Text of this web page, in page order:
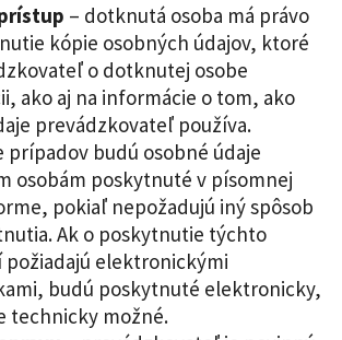
– dotknutá osoba má právo
kópie osobných údajov, ktoré
o dotknutej osobe
ako aj na informácie o tom, ako
prevádzkovateľ používa.
prípadov budú osobné údaje
osobám poskytnuté v písomnej
pokiaľ nepožadujú iný spôsob
Ak o poskytnutie týchto
elektronickými
budú poskytnuté elektronicky,
technicky možné.